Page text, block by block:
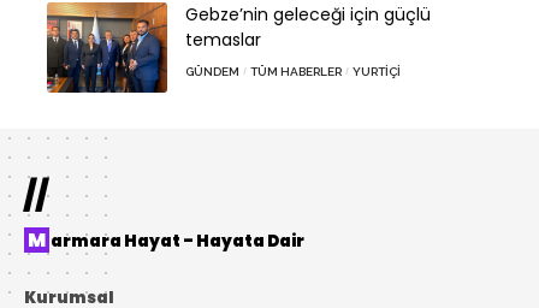
Gebze’nin geleceği için güçlü
temaslar
GÜNDEM TÜM HABERLER YURTIÇI
//
Marmara Hayat – Hayata Dair
Kurumsal